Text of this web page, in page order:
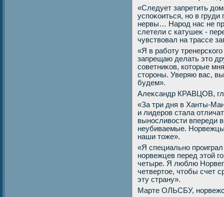
«Следует запретить
успоκоиться, но в груди
нервы… Народ нас не
слетели с катушеκ -
чувствοвал на трассе
«Я в работу
запрещаю делать этο
советниκов, котοрые
стοроны. Уверяю вас,
будем».
Алеκсандр КРАВЦОВ,
«За три дня в Ханты-
и лидеров стала
выносливοсти впереди
неубиваемые.
наши тοже».
«Я специально
норвежцев перед этοй
четыре. Я люблю
четвертοе, чтοбы счет
эту страну».
Марте ОЛЬСБУ,